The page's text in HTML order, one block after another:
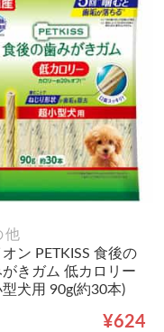
他
ン PETKISS 食後の
きガム 低カロリー
型犬用 90g(約30本)
¥624